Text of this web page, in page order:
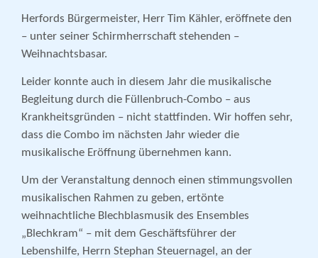
Herfords Bürgermeister, Herr Tim Kähler, eröffnete den
– unter seiner Schirmherrschaft stehenden –
Weihnachtsbasar.
Leider konnte auch in diesem Jahr die musikalische
Begleitung durch die Füllenbruch-Combo – aus
Krankheitsgründen – nicht stattfinden. Wir hoffen sehr,
dass die Combo im nächsten Jahr wieder die
musikalische Eröffnung übernehmen kann.
Um der Veranstaltung dennoch einen stimmungsvollen
musikalischen Rahmen zu geben, ertönte
weihnachtliche Blechblasmusik des Ensembles
„Blechkram“ – mit dem Geschäftsführer der
Lebenshilfe, Herrn Stephan Steuernagel, an der